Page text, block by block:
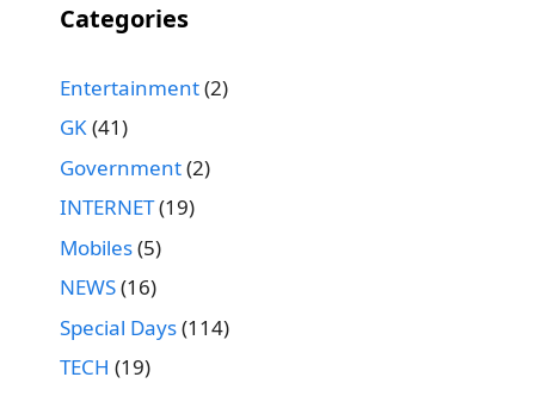
Categories
Entertainment(2)
GK(41)
Government(2)
INTERNET(19)
Mobiles(5)
NEWS(16)
Special Days(114)
TECH (19)